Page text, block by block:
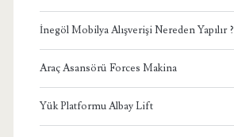
İnegöl Mobilya Alışverişi Nereden Yapılır ?
Araç Asansörü Forces Makina
Yük Platformu Albay Lift